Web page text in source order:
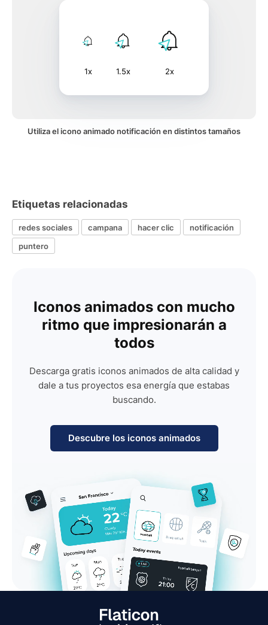
1x 1.5x 2x
Utiliza el icono animado notificación en distintos tamaños
Etiquetas relacionadas
redes sociales campana hacer clic
notificación
puntero
Iconos animados con mucho
ritmo que impresionarán a
todos
Descarga gratis iconos animados de alta calidad y
dale a tus proyectos esa energía que estabas
buscando.
Descubre los iconos animados